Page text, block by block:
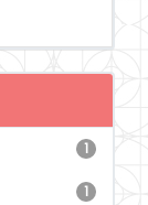
1
1